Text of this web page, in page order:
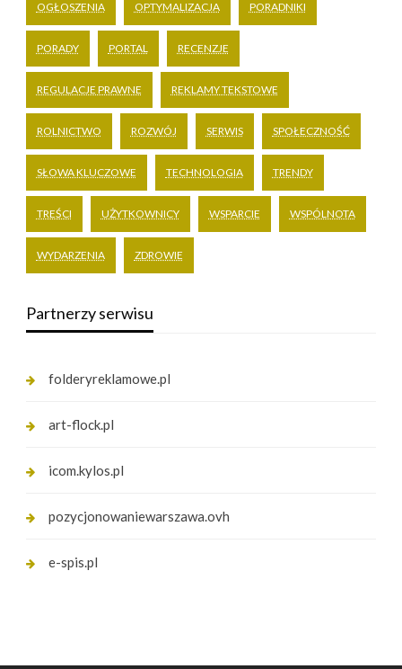
OGŁOSZENIA OPTYMALIZACJA PORADNIKI
PORADY PORTAL RECENZJE
REGULACJE PRAWNE REKLAMY TEKSTOWE
ROLNICTWO ROZWÓJ SERWIS SPOŁECZNOŚĆ
SŁOWA KLUCZOWE TECHNOLOGIA TRENDY
TREŚCI UŻYTKOWNICY WSPARCIE WSPÓLNOTA
WYDARZENIA ZDROWIE
Partnerzy serwisu
folderyreklamowe.pl
art-flock.pl
icom.kylos.pl
pozycjonowaniewarszawa.ovh
e-spis.pl